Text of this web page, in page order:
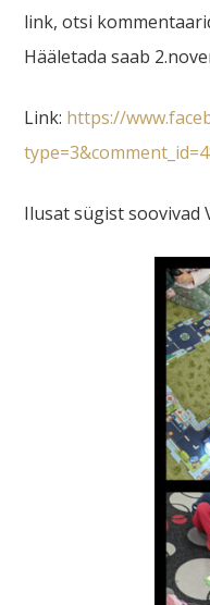
link, otsi
Hääletada saab
Link: https://
Ilusat sügist soovivad